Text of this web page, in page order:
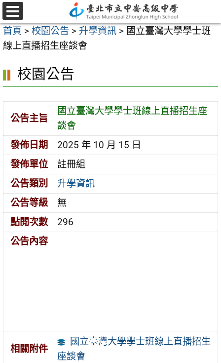
跳
至
主
要
容
選
單
首頁 > 校園公告 > 升學資訊 > 國立臺灣大學學士班
線上直播招生座談會
校園公告
公告主旨
國立臺灣大學學士班線上直播招生座
談會
發佈日期
2025 年 10 月 15 日
發佈單位
註冊組
公告類別
升學資訊
公告等級
無
點閱次數
296
公告內容
相關附件
國立臺灣大學學士班線上直播招生
座談會